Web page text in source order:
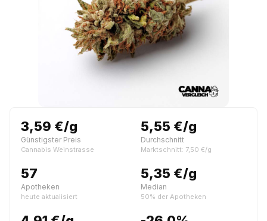
3,59 €/g
Günstigster Preis
Cannabis Weinstrasse
5,55 €/g
Durchschnitt
Marktschnitt: 7,50 €/g
57
Apotheken
heute aktualisiert
5,35 €/g
Median
50% der Apotheken